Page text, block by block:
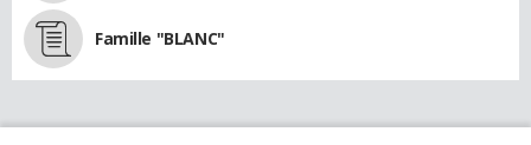
Famille "BLANC"